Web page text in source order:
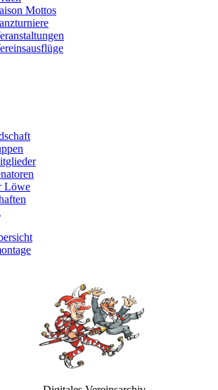
Mottos
Löwe